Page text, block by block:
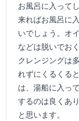
お風呂に入って
来ればお風呂に
いでしょう。オ
などは脱いでお
クレンジングは
れずにくるくる
は、湯船に入っ
するのは良くあ
と思います。